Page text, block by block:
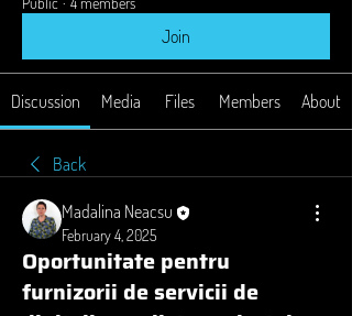
Join
Discussion Media Files Members About
Back
Madalina Neacsu
February 4, 2025
Oportunitate pentru
furnizorii de servicii de